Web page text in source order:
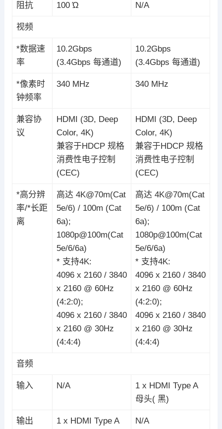
阻抗 100 Ώ N/A
视频
*数据速
率
10.2Gbps
(3.4Gbps 每通道)
10.2Gbps
(3.4Gbps 每通道)
*像素时
钟频率
340 MHz 340 MHz
兼容协
议
HDMI (3D, Deep
Color, 4K)
兼容于HDCP 规格
消费性电子控制
(CEC)
HDMI (3D, Deep
Color, 4K)
兼容于HDCP 规格
消费性电子控制
(CEC)
*高分辨
率/*长距
离
高达 4K@70m(Cat
5e/6) / 100m (Cat
6a);
1080p@100m(Cat
5e/6/6a)
* 支持4K:
4096 x 2160 / 3840
x 2160 @ 60Hz
(4:2:0);
4096 x 2160 / 3840
x 2160 @ 30Hz
(4:4:4)
高达 4K@70m(Cat
5e/6) / 100m (Cat
6a);
1080p@100m(Cat
5e/6/6a)
* 支持4K:
4096 x 2160 / 3840
x 2160 @ 60Hz
(4:2:0);
4096 x 2160 / 3840
x 2160 @ 30Hz
(4:4:4)
音频
输入 N/A
1 x HDMI Type A
母头( 黑)
输出
1 x HDMI Type A
N/A